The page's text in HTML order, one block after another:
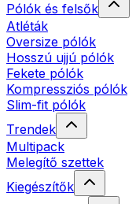
Pólók és felsők
Atléták
Oversize pólók
Hosszú ujjú pólók
Fekete pólók
Kompressziós pólók
Slim-fit pólók
Trendek
Multipack
Melegítő szettek
Kiegészítők